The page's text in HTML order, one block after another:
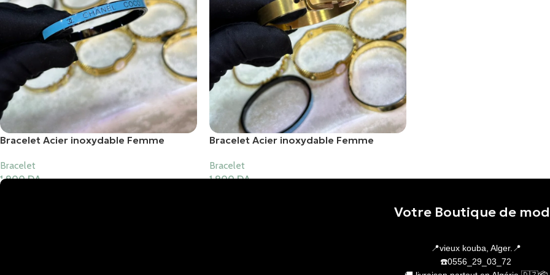
Bracelet Acier inoxydable Femme
Bracelet
1,900DA
Bracelet Acier inoxydable Femme
Bracelet
1,900DA
Votre Boutique de
📍vieux kouba, Alger.📍
☎️0556_29_03_72